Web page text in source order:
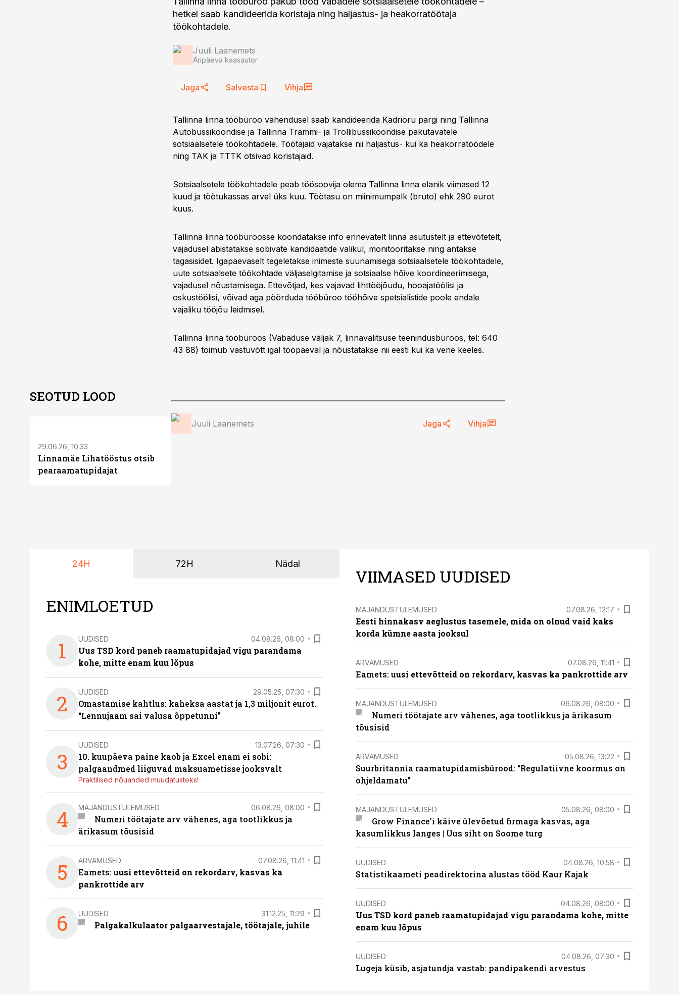
hetkel saab kandideerida koristaja ning haljastus- ja heakorratöötaja
töökohtadele.
Juuli Laanemets
Äripäeva kaasautor
Jaga Salvesta Vihja
Tallinna linna tööbüroo vahendusel saab kandideerida Kadrioru pargi ning Tallinna
Autobussikoondise ja Tallinna Trammi- ja Trollibussikoondise pakutavatele
sotsiaalsetele töökohtadele. Töötajaid vajatakse nii haljastus- kui ka heakorratöödele
ning TAK ja TTTK otsivad koristajaid.
Sotsiaalsetele töökohtadele peab töösoovija olema Tallinna linna elanik viimased 12
kuud ja töötukassas arvel üks kuu. Töötasu on miinimumpalk (bruto) ehk 290 eurot
kuus.
Tallinna linna tööbüroosse koondatakse info erinevatelt linna asutustelt ja ettevõtetelt,
vajadusel abistatakse sobivate kandidaatide valikul, monitooritakse ning antakse
tagasisidet. Igapäevaselt tegeletakse inimeste suunamisega sotsiaalsetele töökohtadele,
uute sotsiaalsete töökohtade väljaselgitamise ja sotsiaalse hõive koordineerimisega,
vajadusel nõustamisega. Ettevõtjad, kes vajavad lihttööjõudu, hooajatöölisi ja
oskustöölisi, võivad aga pöörduda tööbüroo tööhõive spetsialistide poole endale
vajaliku tööjõu leidmisel.
Tallinna linna tööbüroos (Vabaduse väljak 7, linnavalitsuse teenindusbüroos, tel: 640
43 88) toimub vastuvõtt igal tööpäeval ja nõustatakse nii eesti kui ka vene keeles.
Juuli Laanemets Jaga Vihja
SEOTUD LOOD
29.06.26, 10:33
Linnamäe Lihatööstus otsib
pearaamatupidajat
24H 72H Nädal
ENIMLOETUD
1 UUDISED 04.08.26, 08:00
Uus TSD kord paneb raamatupidajad vigu parandama
kohe, mitte enam kuu lõpus
2 UUDISED 29.05.25, 07:30
Omastamise kahtlus: kaheksa aastat ja 1,3 miljonit eurot.
“Lennujaam sai valusa õppetunni”
3
UUDISED 13.07.26, 07:30
10. kuupäeva paine kaob ja Excel enam ei sobi:
palgaandmed liiguvad maksuametisse jooksvalt
Praktilised nõuanded muudatusteks!
4 MAJANDUSTULEMUSED 06.08.26, 08:00
Numeri töötajate arv vähenes, aga tootlikkus ja
ärikasum tõusisid
5 ARVAMUSED 07.08.26, 11:41
Eamets: uusi ettevõtteid on rekordarv, kasvas ka
pankrottide arv
6 UUDISED 31.12.25, 11:29
Palgakalkulaator palgaarvestajale, töötajale, juhile
VIIMASED UUDISED
MAJANDUSTULEMUSED 07.08.26, 12:17
Eesti hinnakasv aeglustus tasemele, mida on olnud vaid kaks
korda kümne aasta jooksul
ARVAMUSED 07.08.26, 11:41
Eamets: uusi ettevõtteid on rekordarv, kasvas ka pankrottide arv
MAJANDUSTULEMUSED 06.08.26, 08:00
Numeri töötajate arv vähenes, aga tootlikkus ja ärikasum
tõusisid
ARVAMUSED 05.08.26, 13:22
Suurbritannia raamatupidamisbürood: “Regulatiivne koormus on
ohjeldamatu”
MAJANDUSTULEMUSED 05.08.26, 08:00
Grow Finance’i käive ülevõetud firmaga kasvas, aga
kasumlikkus langes | Uus siht on Soome turg
UUDISED 04.08.26, 10:58
Statistikaameti peadirektorina alustas tööd Kaur Kajak
UUDISED 04.08.26, 08:00
Uus TSD kord paneb raamatupidajad vigu parandama kohe, mitte
enam kuu lõpus
UUDISED 04.08.26, 07:30
Lugeja küsib, asjatundja vastab: pandipakendi arvestus